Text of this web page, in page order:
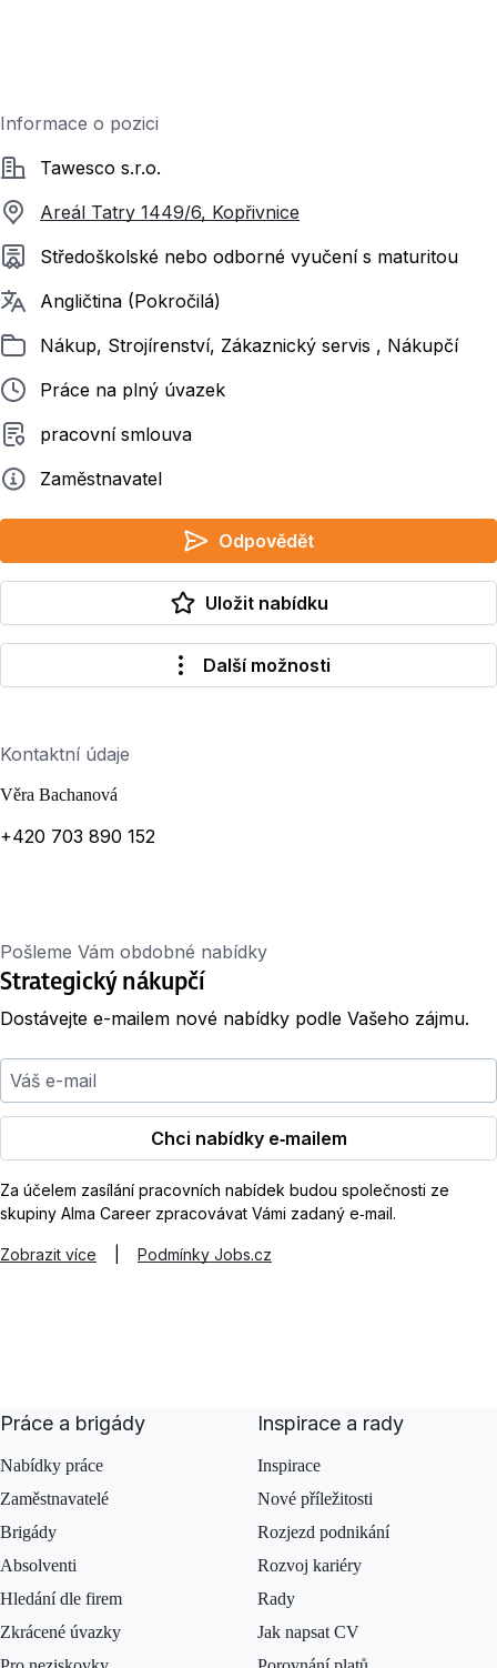
Informace o pozici
SpolečnostTawesco s.r.o.
Areál Tatry 1449/6, Kopřivnice
Požadované vzdělání
Středoškolské nebo odborné vyučení s maturitou
Požadované jazyky
Angličtina (Pokročilá)
ZařazenoNákup, Strojírenství, Zákaznický servis , Nákupčí
Typ pracovního poměru
Práce na plný úvazek
Typ smluvního vztahu
pracovní smlouva
ZadavatelZaměstnavatel
Odpovědět
Uložit nabídku
Další možnosti
Kontaktní údaje
Věra Bachanová
+420 703 890 152
Pošleme Vám obdobné nabídky
Strategický nákupčí
Dostávejte e-mailem nové nabídky podle Vašeho zájmu.
Váš e-mail
Chci nabídky e‑mailem
Za účelem zasílání pracovních nabídek budou společnosti ze
skupiny Alma Career zpracovávat Vámi zadaný e‑mail.
Zobrazit více Podmínky Jobs.cz
Práce a brigády
Nabídky práce
Zaměstnavatelé
Brigády
Absolventi
Hledání dle firem
Zkrácené úvazky
Inspirace a rady
Inspirace
Nové příležitosti
Rozjezd podnikání
Rozvoj kariéry
Rady
Jak napsat CV